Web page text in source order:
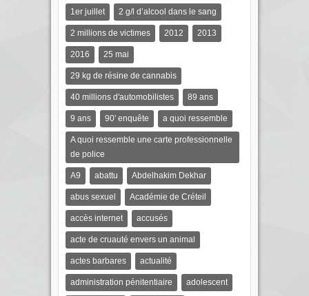
1er juillet 2 g/l d’alcool dans le sang
2 millions de victimes 2012 2013
2016 25 mai
29 kg de résine de cannabis
40 millions d'automobilistes 89 ans
9 ans 90' enquête a quoi ressemble
A quoi ressemble une carte professionnelle
de police
A9 abattu Abdelhakim Dekhar
abus sexuel Académie de Créteil
accès internet accusés
acte de cruauté envers un animal
actes barbares actualité
administration pénitentiaire adolescent